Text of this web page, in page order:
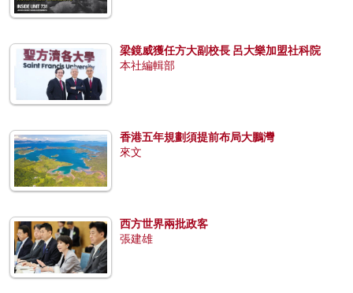
梁鏡威獲任方大副校長 呂大樂加盟社科院
本社編輯部
香港五年規劃須提前布局大鵬灣
來文
西方世界兩批政客
張建雄